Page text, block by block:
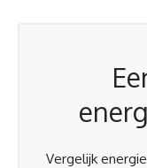
Vergelijk